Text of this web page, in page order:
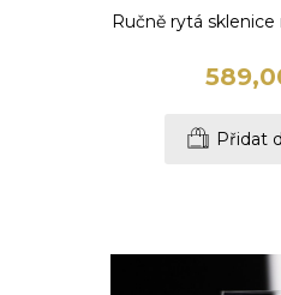
Ručně rytá
Přidat